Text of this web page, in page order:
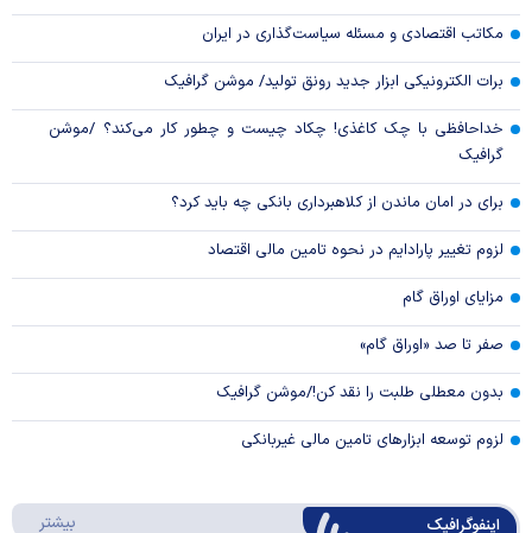
مکاتب اقتصادی و مسئله سیاست‌گذاری در ایران
برات الکترونیکی ابزار جدید رونق تولید/ موشن گرافیک
خداحافظی با چک کاغذی! چکاد چیست و چطور کار می‌کند؟ /موشن
گرافیک
برای در امان ماندن از کلاهبرداری بانکی چه باید کرد؟
لزوم تغییر پارادایم در نحوه تامین مالی اقتصاد
مزایای اوراق گام
صفر تا صد «اوراق گام»
بدون معطلی طلبت را نقد کن!/موشن گرافیک
لزوم توسعه ابزارهای تامین مالی غیربانکی
اینفوگرافیک بیشتر